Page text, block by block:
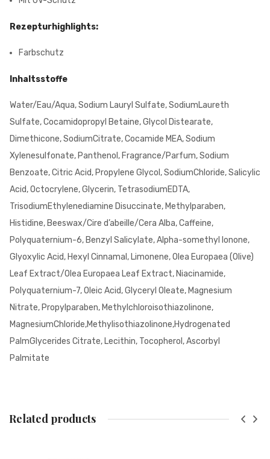
Rezepturhighlights:
Farbschutz
Inhaltsstoffe
Water/Eau/Aqua, Sodium Lauryl Sulfate, SodiumLaureth
Sulfate, Cocamidopropyl Betaine, Glycol Distearate,
Dimethicone, SodiumCitrate, Cocamide MEA, Sodium
Xylenesulfonate, Panthenol, Fragrance/Parfum, Sodium
Benzoate, Citric Acid, Propylene Glycol, SodiumChloride, Salicylic
Acid, Octocrylene, Glycerin, TetrasodiumEDTA,
TrisodiumEthylenediamine Disuccinate, Methylparaben,
Histidine, Beeswax/Cire d’abeille/Cera Alba, Caffeine,
Polyquaternium-6, Benzyl Salicylate, Alpha-somethyl Ionone,
Glyoxylic Acid, Hexyl Cinnamal, Limonene, Olea Europaea (Olive)
Leaf Extract/Olea Europaea Leaf Extract, Niacinamide,
Polyquaternium-7, Oleic Acid, Glyceryl Oleate, Magnesium
Nitrate, Propylparaben, Methylchloroisothiazolinone,
MagnesiumChloride,Methylisothiazolinone,Hydrogenated
PalmGlycerides Citrate, Lecithin, Tocopherol, Ascorbyl
Palmitate
Related products